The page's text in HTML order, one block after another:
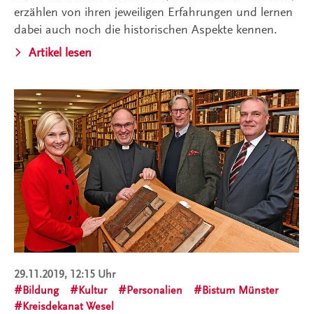
erzählen von ihren jeweiligen Erfahrungen und lernen
dabei auch noch die historischen Aspekte kennen.
Artikel lesen
29.11.2019, 12:15 Uhr
Bildung
Kultur Personalien
Bistum Münster
Kreisdekanat Wesel